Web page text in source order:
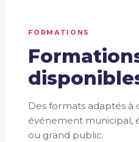
FORMATIONS
Des formats adaptés à
événement municipal,
ou grand public.